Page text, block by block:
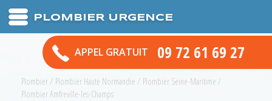
PLOMBIER URGENCE
APPEL GRATUIT 09 72 61 69 27
Plombier/ Plombier Haute Normandie / Plombier Seine-Maritime /
Plombier Amfreville-les-Champs